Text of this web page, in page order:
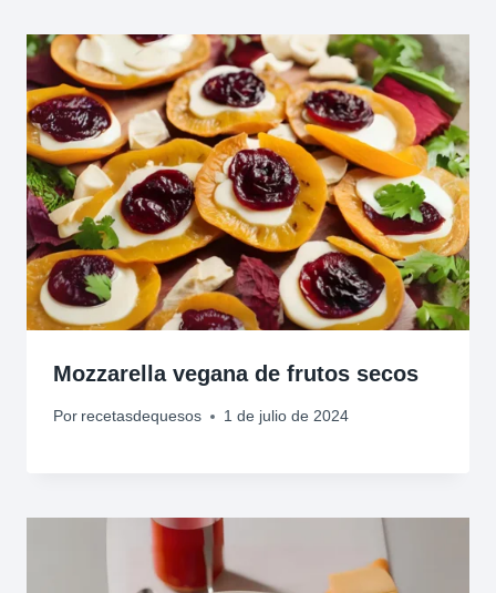
Mozzarella vegana de frutos secos
Por recetasdequesos 1 de julio de 2024